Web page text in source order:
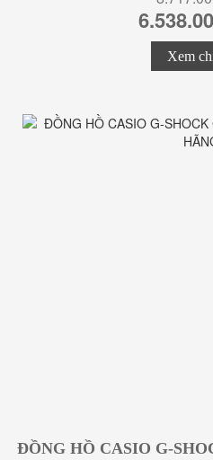
Xem
ĐỒNG HỒ CASIO G-